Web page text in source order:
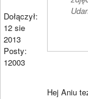
Dołączył:
12 sie
2013
Posty:
12003
Hej Aniu